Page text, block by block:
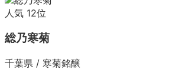
人気 12位
総乃寒菊
千葉県 / 寒菊銘醸